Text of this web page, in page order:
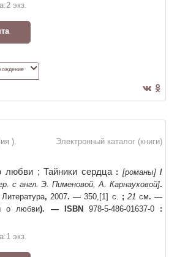
2 экз.
Электронный каталог (книги)
).
любви ; Тайники сердца : [романы] /
с англ. Э. Пименовой, А. Карнауховой].
Литература, 2007. — 350,[1] с. ; 21 см. —
о любви). — ISBN 978-5-486-01637-0 :
1 экз.